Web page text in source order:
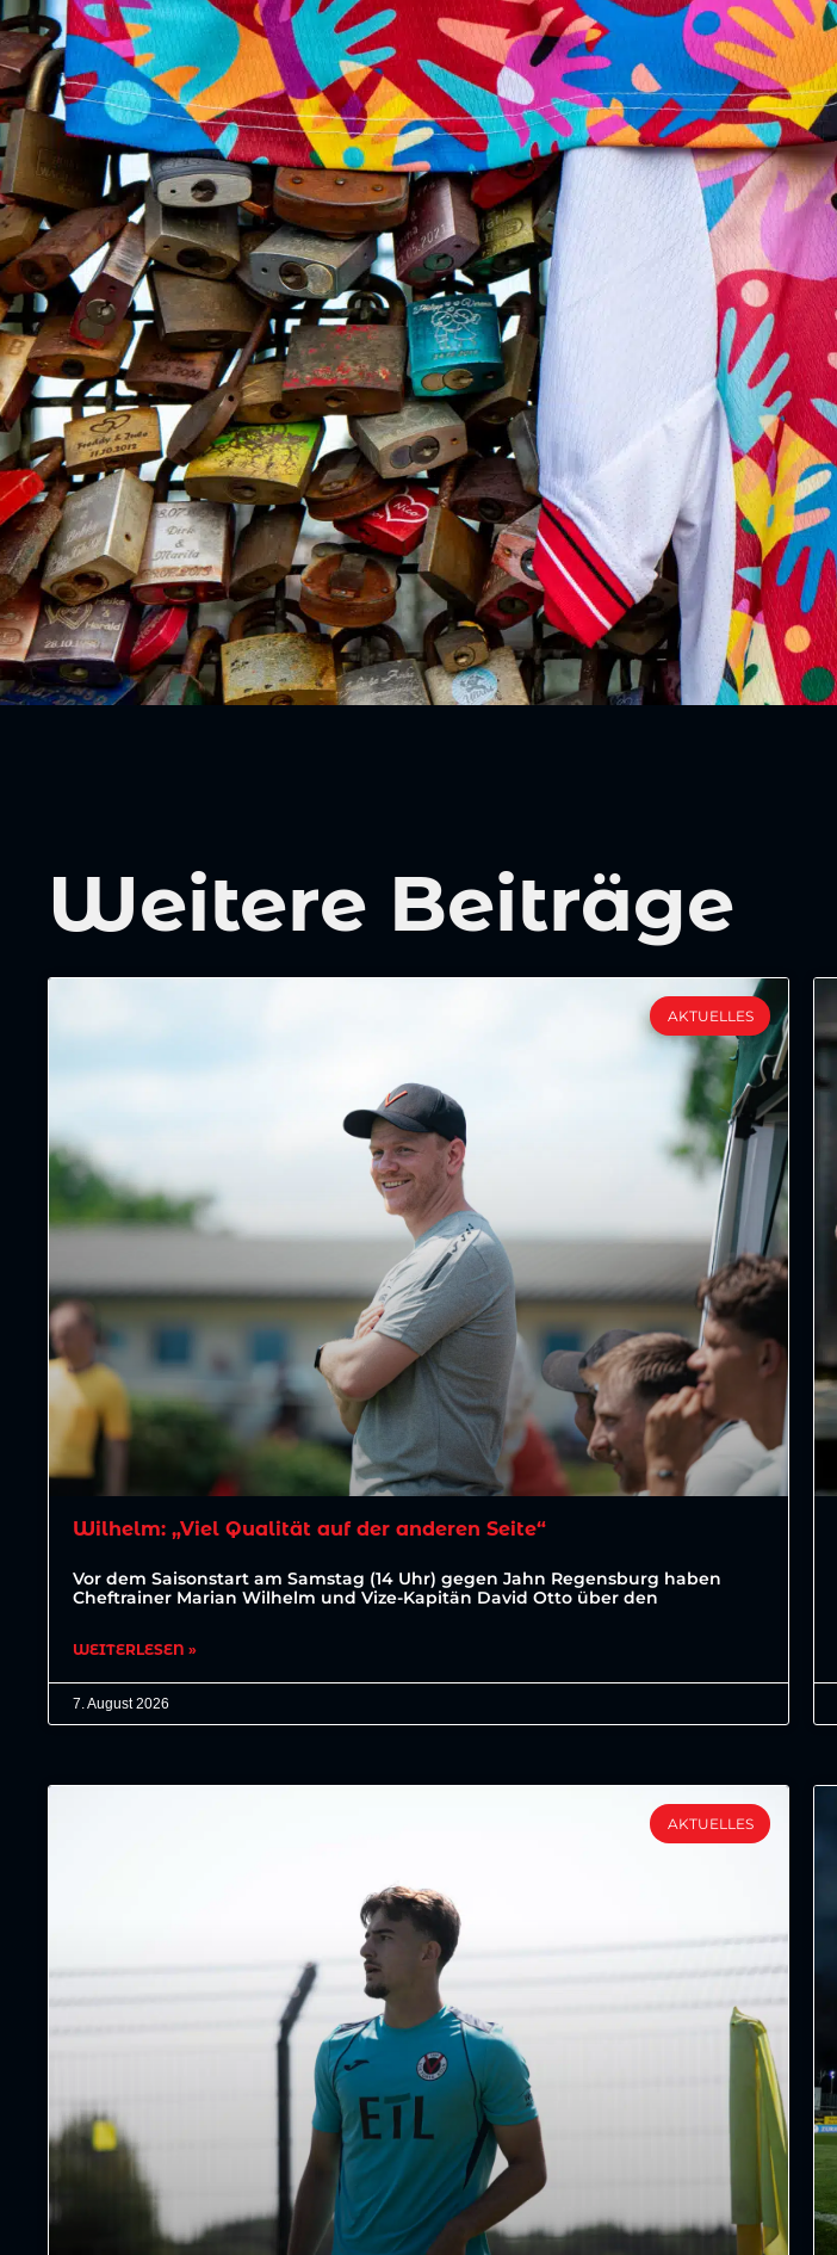
Weitere Beiträge
AKTUELLES
Wilhelm: „Viel Qualität auf der anderen Seite“
Vor dem Saisonstart am Samstag (14 Uhr) gegen Jahn Regensburg haben
Cheftrainer Marian Wilhelm und Vize-Kapitän David Otto über den
WEITERLESEN »
7. August 2026
AKTUELLES